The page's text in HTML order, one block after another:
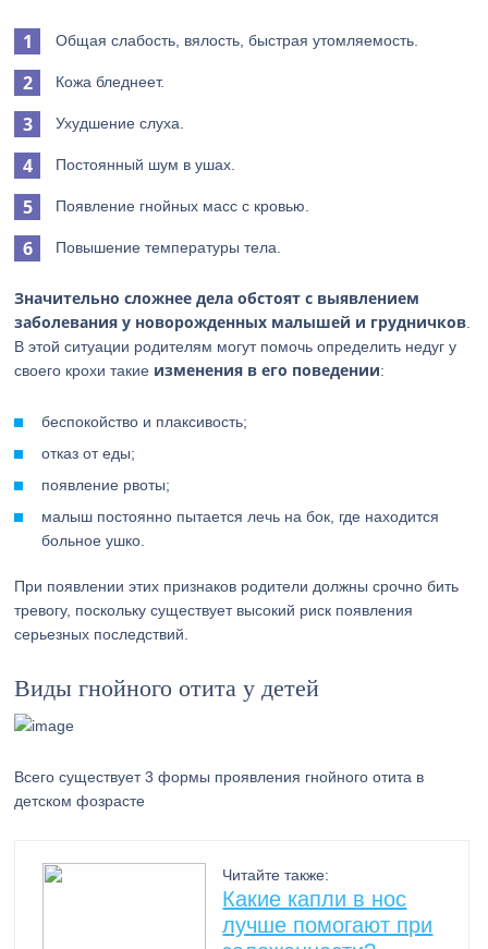
Общая слабость, вялость, быстрая утомляемость.
Кожа бледнеет.
Ухудшение слуха.
Постоянный шум в ушах.
Появление гнойных масс с кровью.
Повышение температуры тела.
Значительно сложнее дела обстоят с выявлением
заболевания у новорожденных малышей и грудничков
В этой ситуации родителям могут помочь определить недуг у
своего крохи такие изменения в его поведении:
беспокойство и плаксивость;
отказ от еды;
появление рвоты;
малыш постоянно пытается лечь на бок, где находится
больное ушко.
При появлении этих признаков родители должны срочно бить
тревогу, поскольку существует высокий риск появления
серьезных последствий.
Виды гнойного отита у детей
Всего существует 3 формы проявления гнойного отита в
детском фозрасте
Читайте также:
Какие капли в нос
лучше помогают при